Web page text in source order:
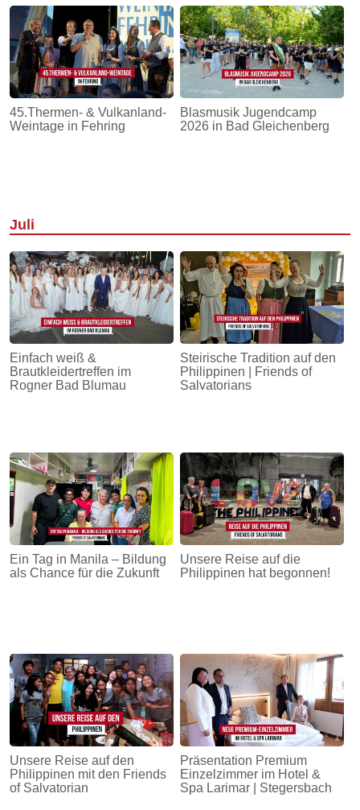
45.Thermen- & Vulkanland-
Weintage in Fehring
Blasmusik Jugendcamp
2026 in Bad Gleichenberg
Juli
Einfach weiß &
Brautkleidertreffen im
Rogner Bad Blumau
Steirische Tradition auf den
Philippinen | Friends of
Salvatorians
Ein Tag in Manila – Bildung
als Chance für die Zukunft
Unsere Reise auf die
Philippinen hat begonnen!
Unsere Reise auf den
Philippinen mit den Friends
of Salvatorian
Präsentation Premium
Einzelzimmer im Hotel &
Spa Larimar | Stegersbach